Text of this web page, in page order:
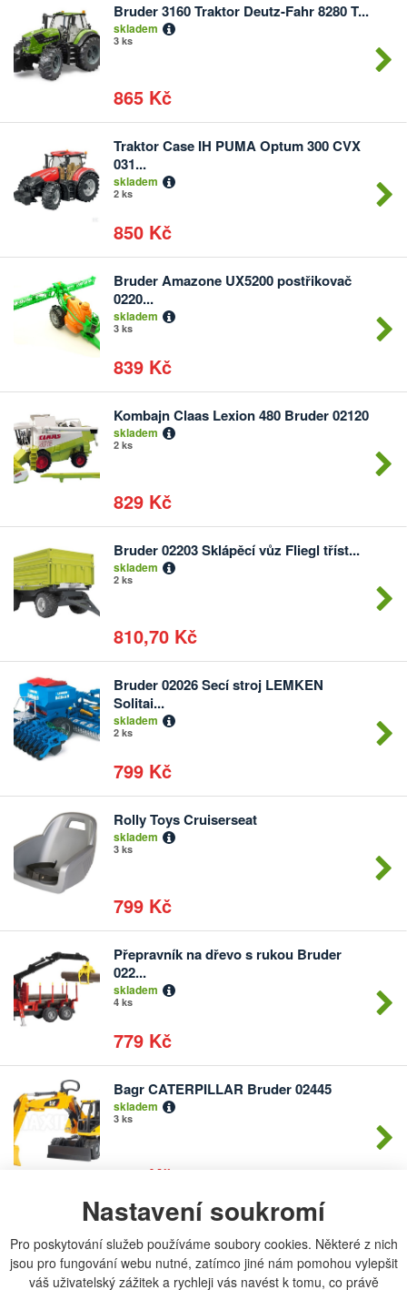
Nastavení soukromí
Pro poskytování služeb používáme soubory cookies. Některé z nich
jsou pro fungování webu nutné, zatímco jiné nám pomohou vylepšit
váš uživatelský zážitek a rychleji vás navést k tomu, co právě
Bruder 3160 Traktor Deutz-Fahr 8280 T...
skladem
3 ks
865 Kč
Počet
kusů
Traktor Case IH PUMA Optum 300 CVX
031...
skladem
2 ks
850 Kč
Počet
Bruder Amazone UX5200 postřikovač
0220...
skladem
3 ks
839 Kč
Počet
Kombajn Claas Lexion 480 Bruder 02120
skladem
2 ks
829 Kč
Počet
kusů
Bruder 02203 Sklápěcí vůz Fliegl tříst...
skladem
2 ks
810,70 Kč
Počet
kusů
Bruder 02026 Secí stroj LEMKEN
Solitai...
skladem
2 ks
799 Kč
Počet
Rolly Toys Cruiserseat
skladem
3 ks
799 Kč
Počet
kusů
Přepravník na dřevo s rukou Bruder
022...
skladem
4 ks
779 Kč
Počet
Bagr CATERPILLAR Bruder 02445
skladem
3 ks
750 Kč
Počet
kusů
Peg-Pérego IRGI000002 Zadní kolo na
MC...
skladem
2 ks
kusů